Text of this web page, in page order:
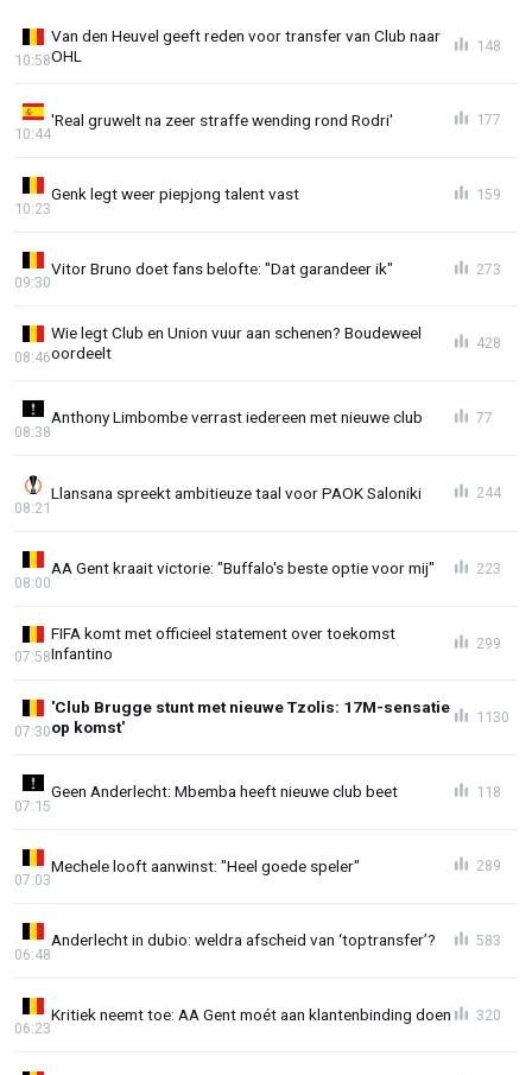
Van den Heuvel geeft reden voor transfer van Club naar
OHL
10:58
148
'Real gruwelt na zeer straffe wending rond Rodri'
10:44
177
Genk legt weer piepjong talent vast
10:23
159
Vitor Bruno doet fans belofte: "Dat garandeer ik"
09:30
273
Wie legt Club en Union vuur aan schenen? Boudeweel
oordeelt
08:46
428
Anthony Limbombe verrast iedereen met nieuwe club
08:38
77
Llansana spreekt ambitieuze taal voor PAOK Saloniki
08:21
244
AA Gent kraait victorie: "Buffalo's beste optie voor mij"
08:00
223
FIFA komt met officieel statement over toekomst
Infantino
07:58
299
'Club Brugge stunt met nieuwe Tzolis: 17M-sensatie
op komst'
07:30
1130
Geen Anderlecht: Mbemba heeft nieuwe club beet
07:15
118
Mechele looft aanwinst: "Heel goede speler"
07:03
289
Anderlecht in dubio: weldra afscheid van ‘toptransfer’?
06:48
583
Kritiek neemt toe: AA Gent moét aan klantenbinding doen
06:23
320